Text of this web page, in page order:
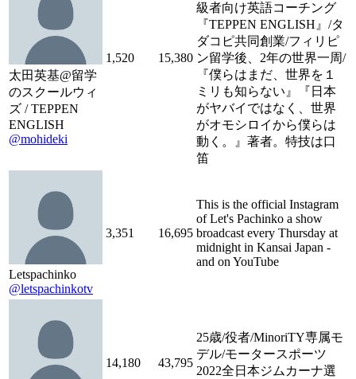
太田英基@留学
のスクールウィ
ズ / TEPPEN
ENGLISH
@mohideki
1,520 15,380
級者向け英語コーチング
『TEPPEN ENGLISH』/タ
ダコピ共同創業/フィリピ
ン留学後、2年の世界一周/
『僕らはまだ、世界を１
ミリも知らない』『日本
がヤバイではなく、世界
がオモシロイから僕らは
動く。』著者。特技は口
笛
Letspachinko
@letspachinkotv
3,351 16,695
This is the official Instagram
of Let's Pachinko a show
broadcast every Thursday at
midnight in Kansai Japan -
and on YouTube
14,180 43,795
25歳/役者/MinoriTY専属モ
デル/モータースポーツ
2022全日本ジムカーナ選